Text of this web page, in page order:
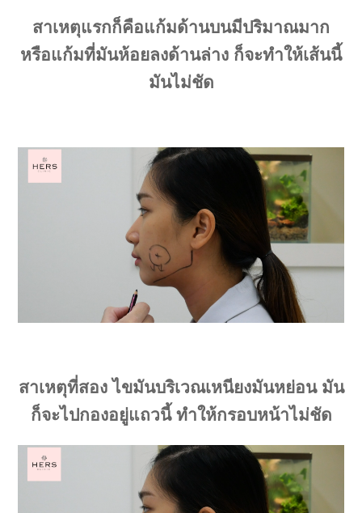
สาเหตุแรกก็คือแก้มด้านบนมีปริมาณมาก
หรือแก้มที่มันห้อยลงด้านล่าง ก็จะทำให้เส้นนี้
มันไม่ชัด
สาเหตุที่สอง ไขมันบริเวณเหนียงมันหย่อน มัน
ก็จะไปกองอยู่แถวนี้ ทำให้กรอบหน้าไม่ชัด